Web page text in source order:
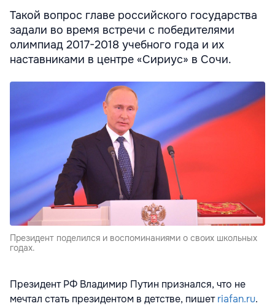
Такой вопрос главе российского государства
задали во время встречи с победителями
олимпиад 2017-2018 учебного года и их
наставниками​​​ в центре «Сириус» в Сочи.
Президент поделился и воспоминаниями о своих школьных
годах.
Президент РФ Владимир Путин признался, что не
мечтал стать президентом в детстве, пишетriafan.ru.